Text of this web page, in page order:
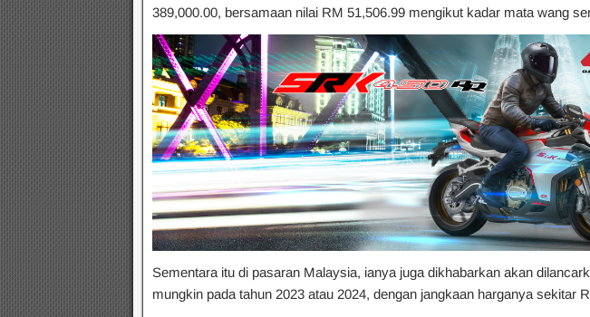
389,000.00, bersamaan nilai RM 51,506.99 mengikut kadar mata wang
Sementara itu di pasaran Malaysia, ianya juga dikhabarkan akan
mungkin pada tahun 2023 atau 2024, dengan jangkaan harganya sekitar